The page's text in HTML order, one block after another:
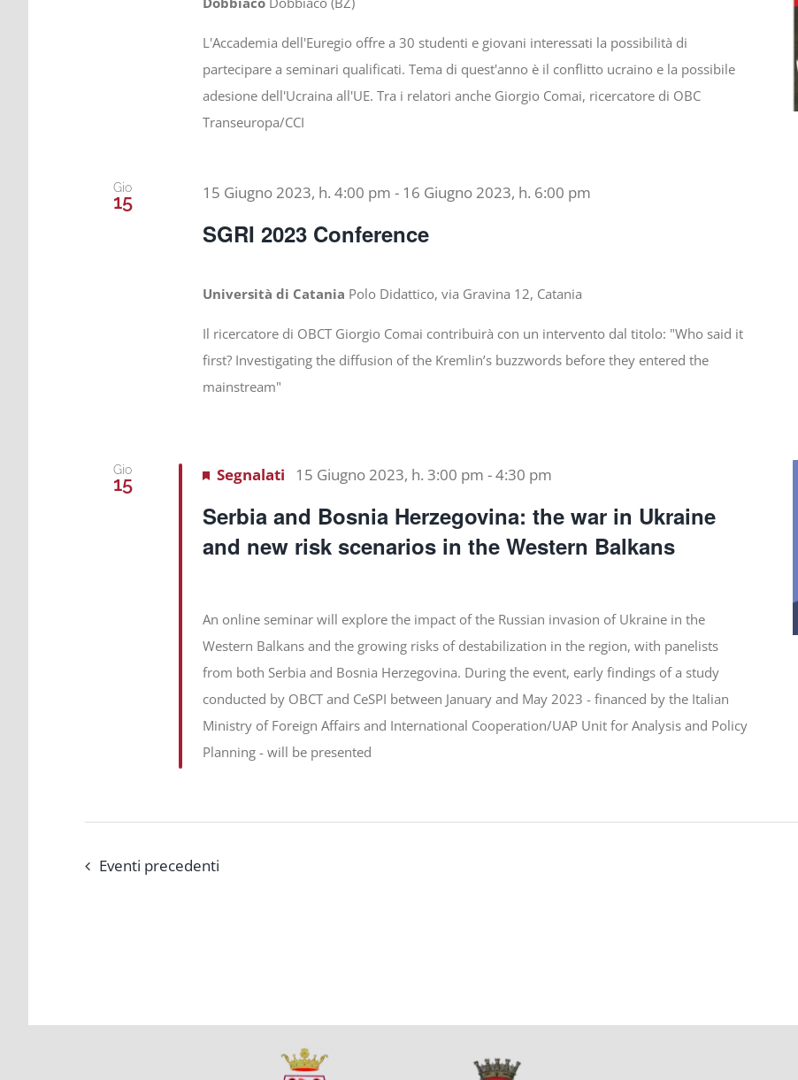
L'Accademia dell'Euregio offre a 30 studenti e giovani interessati la possibilità di
partecipare a seminari qualificati. Tema di quest'anno è il conflitto ucraino e la possibile
adesione dell'Ucraina all'UE. Tra i relatori anche Giorgio Comai, ricercatore di OBC
Transeuropa/CCI
Gio
15
SGRI 2023 Conference
15 Giugno 2023, h. 4:00 pm - 16 Giugno 2023, h. 6:00 pm
Università di Catania Polo Didattico, via Gravina 12, Catania
Il ricercatore di OBCT Giorgio Comai contribuirà con un intervento dal titolo: "Who said it
first? Investigating the diffusion of the Kremlin’s buzzwords before they entered the
mainstream"
Gio
15
Serbia and Bosnia Herzegovina: the war in Ukraine
and new risk scenarios in the Western Balkans
Segnalati 15 Giugno 2023, h. 3:00 pm -4:30 pm
An online seminar will explore the impact of the Russian invasion of Ukraine in the
Western Balkans and the growing risks of destabilization in the region, with panelists
from both Serbia and Bosnia Herzegovina. During the event, early findings of a study
conducted by OBCT and CeSPI between January and May 2023 - financed by the Italian
Ministry of Foreign Affairs and International Cooperation/UAP Unit for Analysis and Policy
Planning - will be presented
Eventi precedenti